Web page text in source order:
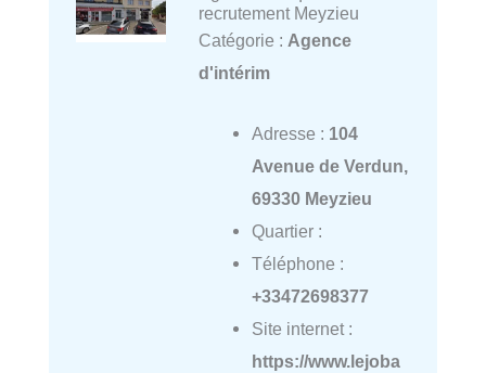
recrutement Meyzieu
Catégorie : Agence
d'intérim
Adresse : 104
Avenue de Verdun,
69330 Meyzieu
Quartier :
Téléphone :
+33472698377
Site internet :
https://www.lejoba